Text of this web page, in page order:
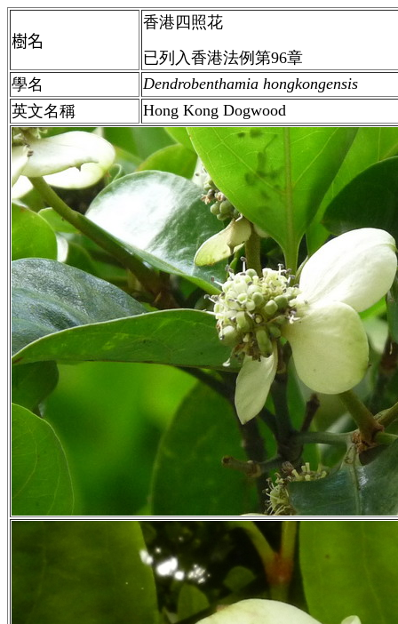
樹名
香港四照花
已列入香港法例第96章
學名
Dendrobenthamia hongkongensis
英文名稱
Hong Kong Dogwood